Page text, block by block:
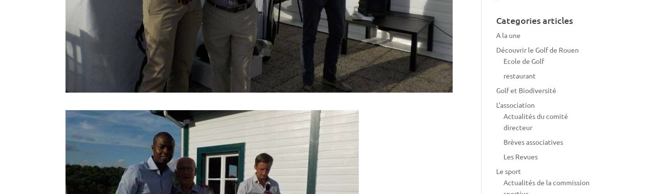
Categories articles
A la une
Découvrir le Golf de Rouen
Ecole de Golf
restaurant
Golf et Biodiversité
L'association
Actualités du comité
directeur
Brèves associatives
Les Revues
Le sport
Actualités de la commission